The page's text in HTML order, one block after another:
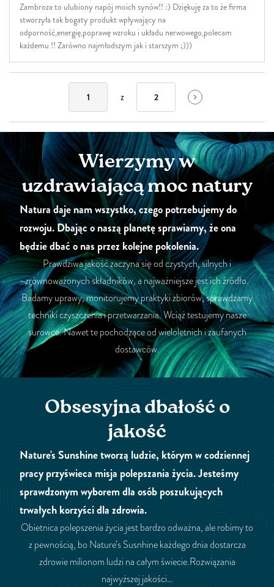
Zambroza to ulubiony napój moich synów!! :) Dziękuję za to że firma
stworzyła tak bogaty produkt wpływający na
odporność,energię,poprawę wzroku i układu nerwowego,polecam
każdemu !! Zarówno najmłodszym jak i starszym ;)))
1 z 2
Wierzymy w
uzdrawiającą moc natury
Natura daje nam wszystko, czego potrzebujemy do
rozwoju. Dbając o naszą planetę sprawiamy, że ona
będzie dbać o nas przez kolejne pokolenia.
Prawdziwa jakość zaczyna się od czystych, silnych i
zrównoważonych składników, a najważniejsze jest ich źródło.
Badamy uprawy, monitorujemy praktyki zbiorów, sprawdzamy
techniki czyszczenia i przetwarzania. Wciąż testujemy nasze
surowce. Nawet te pochodzące od wieloletnich i zaufanych
dostawców.
Obsesyjna dbałość o
jakość
Nature's Sunshine tworzą ludzie, którym w codziennej
pracy przyświeca misja polepszania życia. Jesteśmy
sprawdzonym wyborem dla osób poszukujących
trwałych korzyści dla zdrowia.
Obietnica polepszenia życia jest bardzo odważna, ale robimy to
z pewnością, bo Nature’s Susnhine każdego dnia dostarcza
zdrowie milionom ludzi na całym świecie.Rozwiązania
najwyższej jakości…